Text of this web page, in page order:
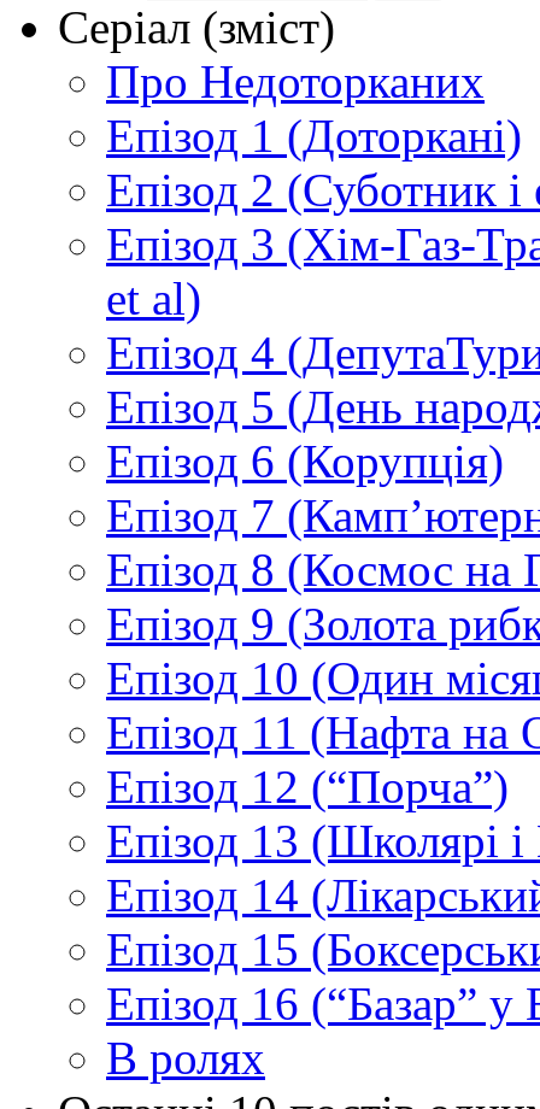
Серіал (зміст)
Про Недоторканих
Епізод 1 (Доторкані)
Епізод 2 (Суботник
Епізод 3 (Хім-Газ-
et al)
Епізод 4
Епізод 5 (День
Епізод 6 (Корупція)
Епізод 7
Епізод 8 (Космос на
Епізод 9 (Золота
Епізод 10 (Один
Епізод 11 (Нафта на
Епізод 12 (“Порча”)
Епізод 13 (Школярі
Епізод 14
Епізод 15
Епізод 16 (“Базар” у
В ролях